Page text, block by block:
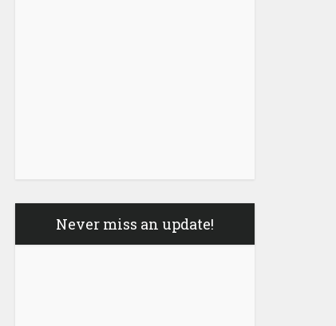
Never miss an update!